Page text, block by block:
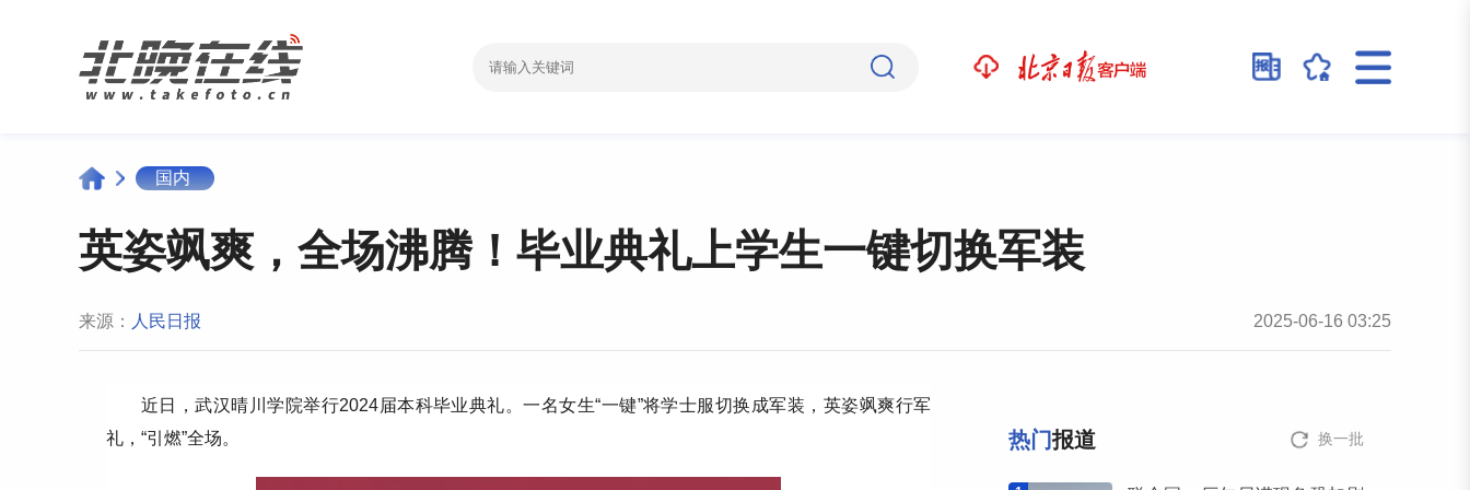
国内
英姿飒爽，全场沸腾！毕业典礼上学生一键切换军装
来源： 人民日报 2025-06-16 03:25
近日，武汉晴川学院举行2024届本科毕业典礼。一名女生“一键”将学士服切换成军装，英姿飒爽行军
礼，“引燃”全场。
热门报道 换一批